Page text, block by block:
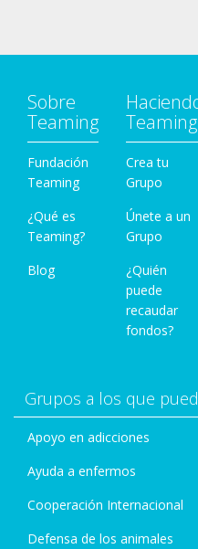
Sobre
Teaming
Fundación
Teaming
¿Qué es
Teaming?
Blog
Teaming
Crea tu
Grupo
Únete a un
Grupo
¿Quién
puede
recaudar
fondos?
Grupos a los que
Apoyo en adicciones
Ayuda a enfermos
Cooperación Internacional
Defensa de los animales